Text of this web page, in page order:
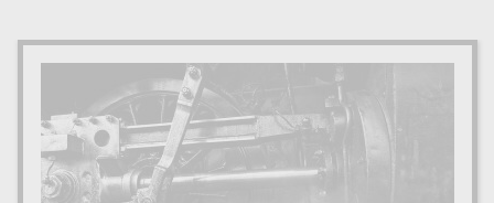
d'art de grande qualité des principales œuvres de Holger Droste.